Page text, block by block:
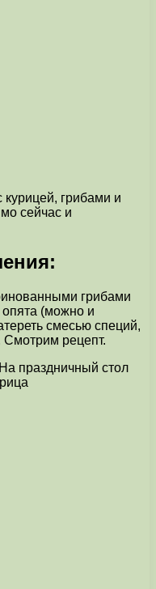
курицей, грибами и
сейчас и
грибами
(можно и
смесью специй,
Смотрим рецепт.
праздничный стол